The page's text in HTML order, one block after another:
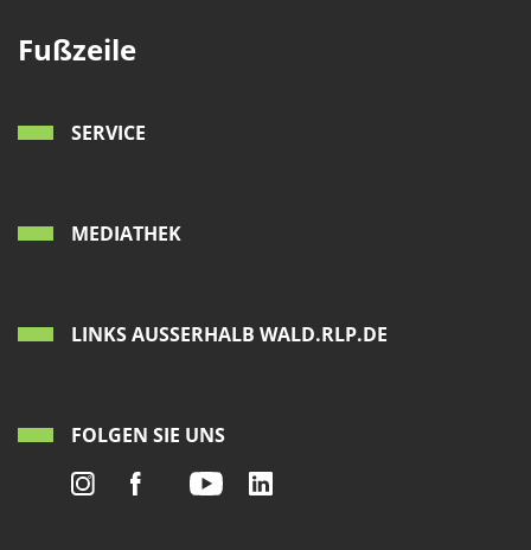
Fußzeile
SERVICE
MEDIATHEK
LINKS AUSSERHALB WALD.RLP.DE
FOLGEN SIE UNS